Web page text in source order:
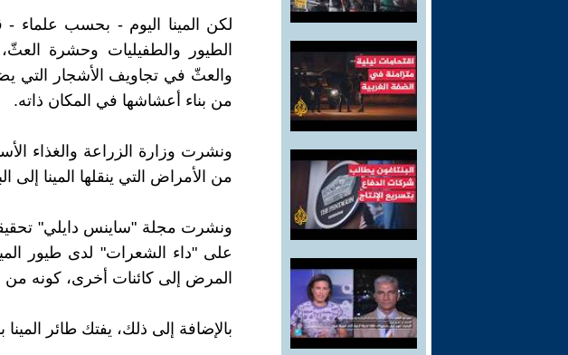
لكن المينا اليوم - بحسب علماء
الطيور والطفيليات وحشرة
والعثّ في تجاويف الأشجار التي
من بناء أعشاشها في المكان ذاته.
ونشرت وزارة الزراعة والغذاء
من الأمراض التي ينقلها المينا إلى
على "داء الشعرات" لدى طيور
المرض إلى كائنات أخرى، كونه من
بالإضافة إلى ذلك، يفتك طائر